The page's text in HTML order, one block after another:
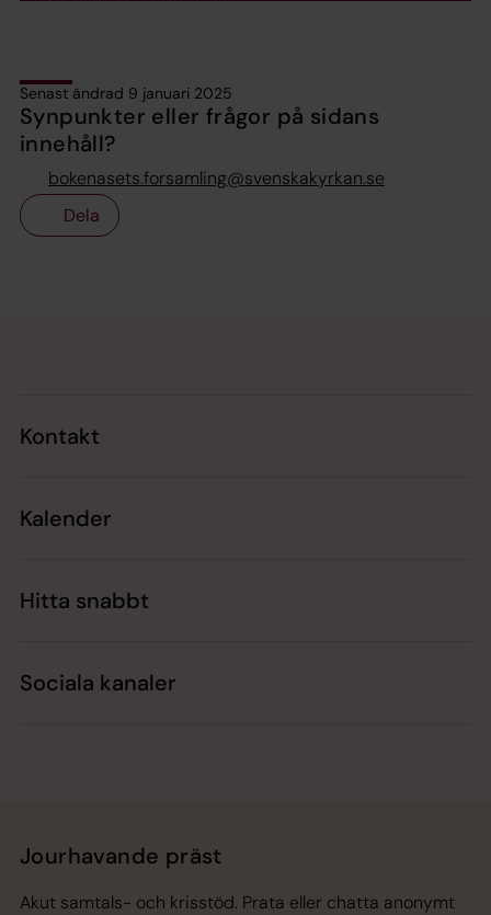
Senast ändrad 9 januari 2025
Synpunkter eller frågor på sidans
innehåll?
bokenasets.forsamling@svenskakyrkan.se
Dela
Kontakt
Kalender
Hitta snabbt
Sociala kanaler
Jourhavande präst
Akut samtals- och krisstöd. Prata eller chatta anonymt